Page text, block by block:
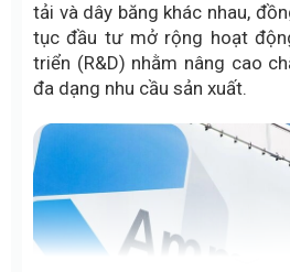
tải và dây băng khác nhau,
tục đầu tư mở rộng hoạt
triển (R&D) nhằm nâng cao
đa dạng nhu cầu sản xuất.